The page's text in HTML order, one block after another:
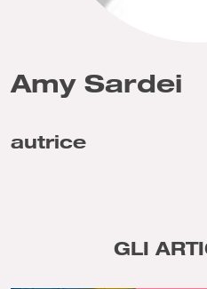
Amy Sardei
autrice
GLI